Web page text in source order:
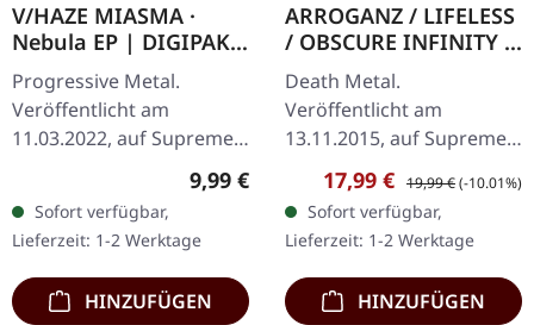
V/HAZE MIASMA ·
Nebula EP | DIGIPAK
CD
Progressive Metal.
Veröffentlicht am
11.03.2022, auf Supreme
Chaos Records. Limitierte
DigiPak-Auflage von nur
300 handnummerierten
Exemplaren!…
Regulärer Preis:
9,99 €
Sofort verfügbar,
Lieferzeit: 1-2 Werktage
HINZUFÜGEN
ARROGANZ / LIFELESS
/ OBSCURE INFINITY /
RECKLESS
MANSLAUGHTER ·
Sermon Of Ungodly
Dreams | BLUE/BLACK
Death Metal.
Veröffentlicht am
13.11.2015, auf Supreme
Chaos Records. SCR
Mailorder Exklusiv!
Transparent
Blau/Schwarz
marmoriertes Vinyl.
Limitiert…
Verkaufspreis:
17,99 € Regulärer Preis:
19,99 €(-10.01%)
Sofort verfügbar,
Lieferzeit: 1-2 Werktage
HINZUFÜGEN